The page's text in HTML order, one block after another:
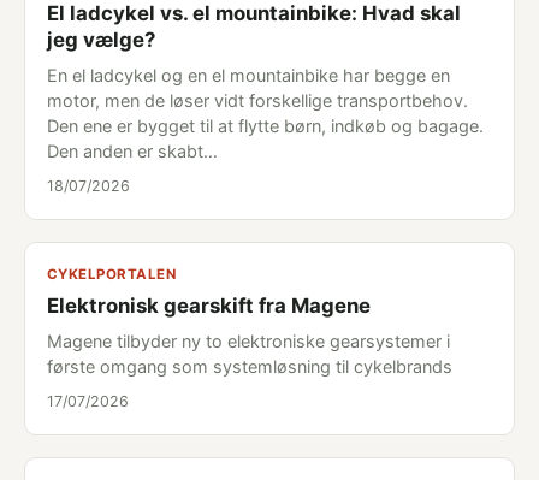
El ladcykel vs. el mountainbike: Hvad skal
jeg vælge?
En el ladcykel og en el mountainbike har begge en
motor, men de løser vidt forskellige transportbehov.
Den ene er bygget til at flytte børn, indkøb og bagage.
Den anden er skabt…
18/07/2026
CYKELPORTALEN
Elektronisk gearskift fra Magene
Magene tilbyder ny to elektroniske gearsystemer i
første omgang som systemløsning til cykelbrands
17/07/2026